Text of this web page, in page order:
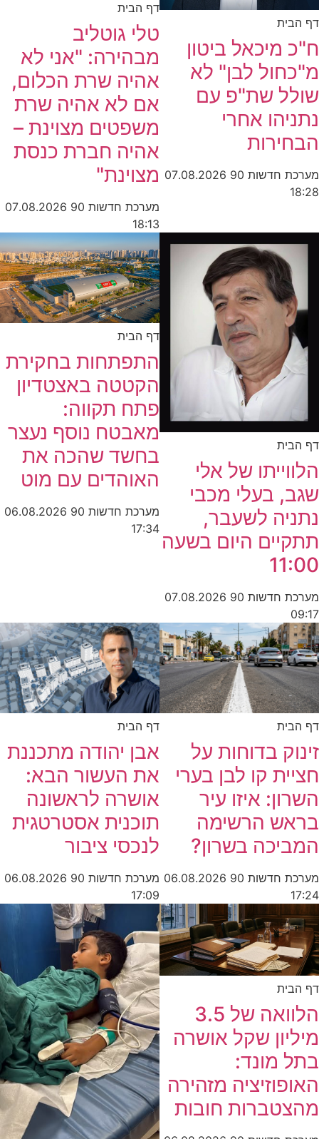
דף הבית
ח"כ מיכאל ביטון
מ"כחול לבן" לא
שולל שת"פ עם
נתניהו אחרי
הבחירות
מערכת חדשות 90
07.08.2026
18:28
דף הבית
טלי גוטליב
מבהירה: "אני לא
אהיה שרת הכלום,
אם לא אהיה שרת
משפטים מצוינת –
אהיה חברת כנסת
מצוינת"
מערכת חדשות 90
07.08.2026
18:13
דף הבית
הלווייתו של אלי
שגב, בעלי מכבי
נתניה לשעבר,
תתקיים היום בשעה
11:00
מערכת חדשות 90
07.08.2026
09:17
דף הבית
התפתחות בחקירת
הקטטה באצטדיון
פתח תקווה:
מאבטח נוסף נעצר
בחשד שהכה את
האוהדים עם מוט
מערכת חדשות 90
06.08.2026
17:34
דף הבית
זינוק בדוחות על
חציית קו לבן בערי
השרון: איזו עיר
בראש הרשימה
המביכה בשרון?
מערכת חדשות 90
06.08.2026
17:24
דף הבית
אבן יהודה מתכננת
את העשור הבא:
אושרה לראשונה
תוכנית אסטרטגית
לנכסי ציבור
מערכת חדשות 90
06.08.2026
17:09
דף הבית
הלוואה של 3.5
מיליון שקל אושרה
בתל מונד:
האופוזיציה מזהירה
מהצטברות חובות